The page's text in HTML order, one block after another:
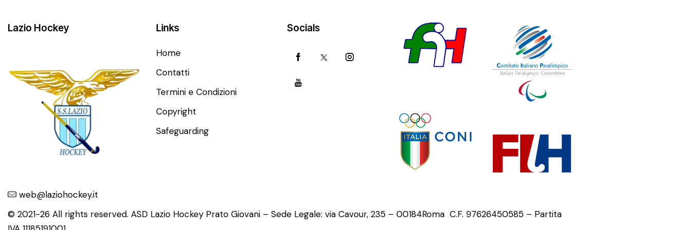
Lazio Hockey
web@laziohockey.it
Links
Home
Contatti
Termini e Condizioni
Copyright
Safeguarding
Socials
© 2021-26 All rights reserved. ASD Lazio Hockey Prato Giovani – Sede Legale: via Cavour, 235 – 00184Roma C.F. 97626450585 – Partita